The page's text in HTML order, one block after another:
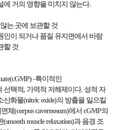
에 거의 영향을 미치지 않는다.
는 곳에 보관할 것
인이 되거나 품질 유지면에서 바람
할 것
-특이적인
선택적, 가역적 저해제이다. 성적 자
산화물(nitric oxide)의 방출을 일으킬
체(corpus cavernosum)에서 cGMP의
muscle relaxation)과 음경 조